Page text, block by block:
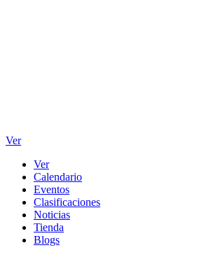
Ver
Ver
Calendario
Eventos
Clasificaciones
Noticias
Tienda
Blogs